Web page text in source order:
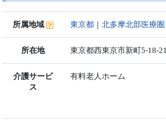
所属地域 東京都 ｜北多摩北部医療圏
所在地 東京都西東京市新町5-18-21
介護サービ
ス
有料老人ホーム